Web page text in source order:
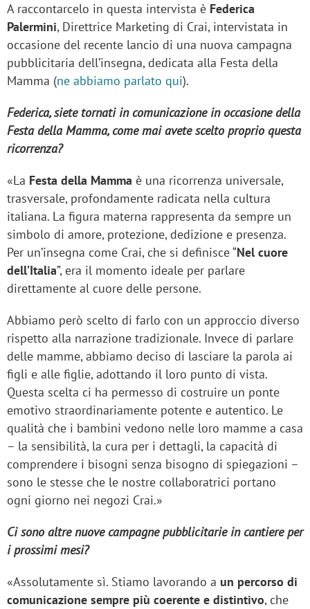
A raccontarcelo in questa intervista è Federica
Palermini, Direttrice Marketing di Crai, intervistata in
occasione del recente lancio di una nuova campagna
pubblicitaria dell’insegna, dedicata alla Festa della
Mamma (ne abbiamo parlato qui).
Federica, siete tornati in comunicazione in occasione della
Festa della Mamma, come mai avete scelto proprio questa
ricorrenza?
«La Festa della Mamma è una ricorrenza universale,
trasversale, profondamente radicata nella cultura
italiana. La figura materna rappresenta da sempre un
simbolo di amore, protezione, dedizione e presenza.
Per un’insegna come Crai, che si definisce “Nel cuore
dell’Italia”, era il momento ideale per parlare
direttamente al cuore delle persone.
Abbiamo però scelto di farlo con un approccio diverso
rispetto alla narrazione tradizionale. Invece di parlare
delle mamme, abbiamo deciso di lasciare la parola ai
figli e alle figlie, adottando il loro punto di vista.
Questa scelta ci ha permesso di costruire un ponte
emotivo straordinariamente potente e autentico. Le
qualità che i bambini vedono nelle loro mamme a casa
– la sensibilità, la cura per i dettagli, la capacità di
comprendere i bisogni senza bisogno di spiegazioni –
sono le stesse che le nostre collaboratrici portano
ogni giorno nei negozi Crai.»
Ci sono altre nuove campagne pubblicitarie in cantiere per
i prossimi mesi?
«Assolutamente sì. Stiamo lavorando a un percorso di
comunicazione sempre più coerente e distintivo, che